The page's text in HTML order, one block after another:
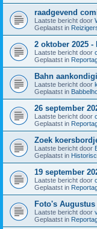
raadgevend
Laatste bericht door
Geplaatst in
2 oktober 2025
Laatste bericht door
Geplaatst in
Bahn
Laatste bericht door
Geplaatst in
26 september
Laatste bericht door
Geplaatst in
Zoek
Laatste bericht door
Geplaatst in
19 september
Laatste bericht door
Geplaatst in
Foto's Augustus
Laatste bericht door
Geplaatst in